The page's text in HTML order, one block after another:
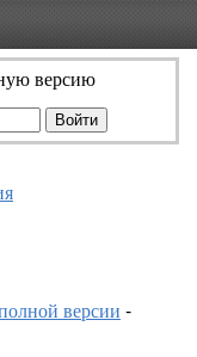
версию
версии -